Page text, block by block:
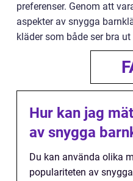
preferenser. Genom att
aspekter av snygga
kläder som både ser bra
Hur kan jag
av snygga
Du kan använda olika
populariteten av